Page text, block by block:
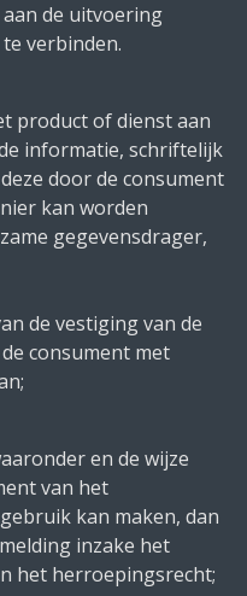
de uitvoering
verbinden.
product of dienst aan
informatie, schriftelijk
door de consument
kan worden
gegevensdrager,
de vestiging van de
consument met
en de wijze
van het
kan maken, dan
inzake het
het herroepingsrecht;